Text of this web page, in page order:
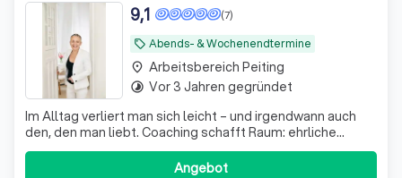
local_offer Abends- & Wochenendtermine
(7)
9,1
Im Alltag verliert man sich leicht – und irgendwann auch
den, den man liebt. Coaching schafft Raum: ehrliche
Gespräche, ohne Schuld, ohne Therapie. Klarheit, neue
Perspektiven, echte Verbindung.
Angebot
place Arbeitsbereich Peiting
timelapse Vor 3 Jahren gegründet